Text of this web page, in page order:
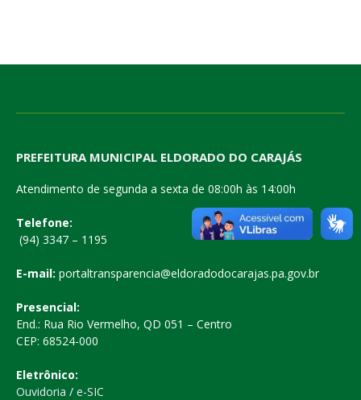
PREFEITURA MUNICIPAL ELDORADO DO CARAJÁS
Atendimento de segunda a sexta de 08:00h às 14:00h
Telefone:
(94) 3347 – 1195
E-mail: portaltransparencia@eldoradodocarajas.pa.gov.br
Presencial:
End.: Rua Rio Vermelho, QD 051 – Centro
CEP: 68524-000
Eletrônico:
Ouvidoria / e-SIC